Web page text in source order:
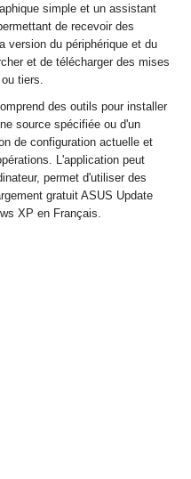
simple et un assistant
de recevoir des
version du périphérique et du
et de télécharger des mises
tiers.
des outils pour installer
source spécifiée ou d'un
de configuration actuelle et
L'application peut
permet d'utiliser des
gratuit ASUS Update
XP en Français.